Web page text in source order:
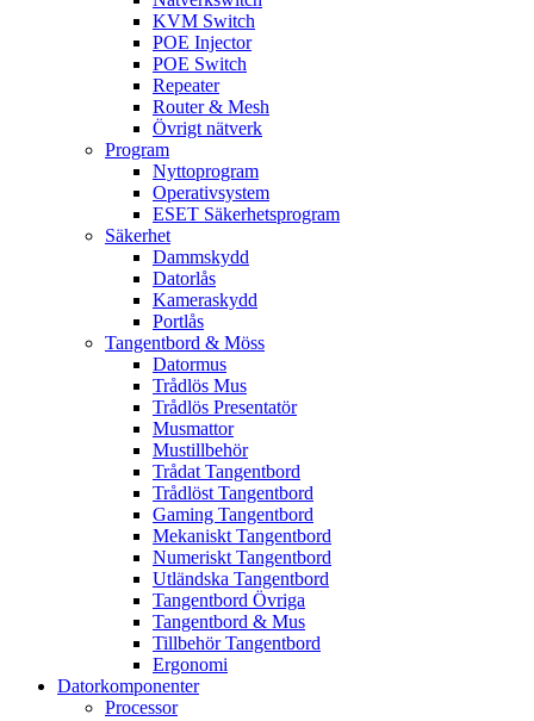
KVM Switch
POE Injector
POE Switch
Repeater
Router & Mesh
Övrigt nätverk
Program
Nyttoprogram
Operativsystem
ESET Säkerhetsprogram
Säkerhet
Dammskydd
Datorlås
Kameraskydd
Portlås
Tangentbord & Möss
Datormus
Trådlös Mus
Trådlös Presentatör
Musmattor
Mustillbehör
Trådat Tangentbord
Trådlöst Tangentbord
Gaming Tangentbord
Mekaniskt Tangentbord
Numeriskt Tangentbord
Utländska Tangentbord
Tangentbord Övriga
Tangentbord & Mus
Tillbehör Tangentbord
Ergonomi
Datorkomponenter
Processor